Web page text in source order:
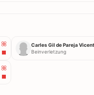
Carles Gil de Pareja Vicent
Beinverletzung